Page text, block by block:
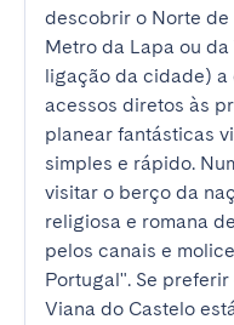
descobrir o Norte de
Metro da Lapa ou
ligação da cidade) a
acessos diretos às
planear fantásticas
simples e rápido.
visitar o berço da
religiosa e romana
pelos canais e
Portugal". Se
Viana do Castelo